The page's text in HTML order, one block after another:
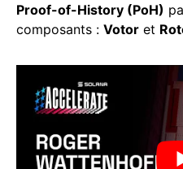
Proof-of-History (PoH)
composants : Votor et